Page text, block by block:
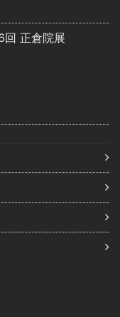
回 正倉院展